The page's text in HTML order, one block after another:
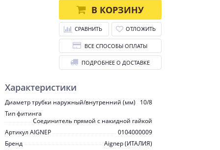
Характеристики
Диаметр трубки наружный/внутренний (мм)
10/8
Тип фитинга
Соединитель прямой с накидной гайкой
Артикул AIGNEP
0104000009
Бренд
Aignep (ИТАЛИЯ)
В КОРЗИНУ
СРАВНИТЬ ОТЛОЖИТЬ
ВСЕ СПОСОБЫ ОПЛАТЫ
ПОДРОБНЕЕ О ДОСТАВКЕ